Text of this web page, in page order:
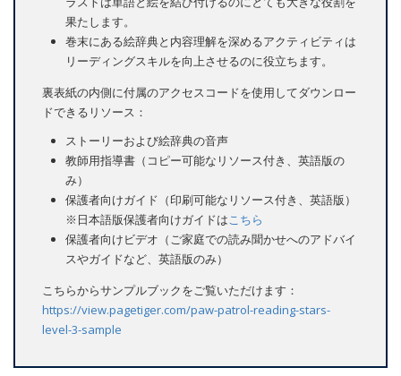
果たします。
巻末にある絵辞典と内容理解を深めるアクティビティは
リーディングスキルを向上させるのに役立ちます。
裏表紙の内側に付属のアクセスコードを使用してダウンロー
ドできるリソース：
ストーリーおよび絵辞典の音声
教師用指導書（コピー可能なリソース付き、英語版の
み）
保護者向けガイド（印刷可能なリソース付き、英語版）
※日本語版保護者向けガイドはこちら
保護者向けビデオ（ご家庭での読み聞かせへのアドバイ
スやガイドなど、英語版のみ）
こちらからサンプルブックをご覧いただけます：
https://view.pagetiger.com/paw-patrol-reading-stars-
level-3-sample